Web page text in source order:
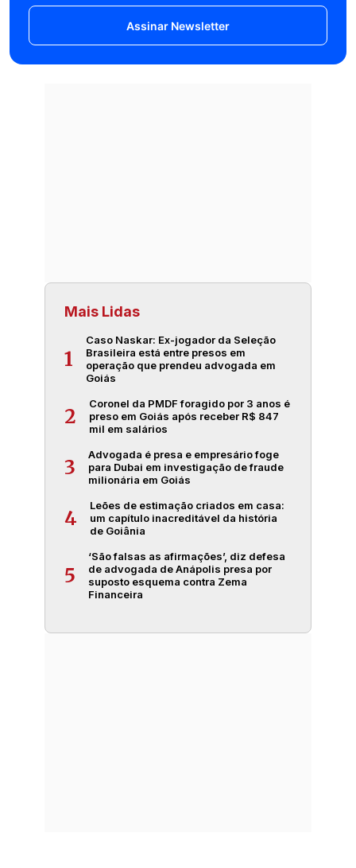
Assinar Newsletter
Mais Lidas
1
Caso Naskar: Ex-jogador da Seleção
Brasileira está entre presos em
operação que prendeu advogada em
Goiás
2
Coronel da PMDF foragido por 3 anos é
preso em Goiás após receber R$ 847
mil em salários
3
Advogada é presa e empresário foge
para Dubai em investigação de fraude
milionária em Goiás
4
Leões de estimação criados em casa:
um capítulo inacreditável da história
de Goiânia
5
‘São falsas as afirmações’, diz defesa
de advogada de Anápolis presa por
suposto esquema contra Zema
Financeira